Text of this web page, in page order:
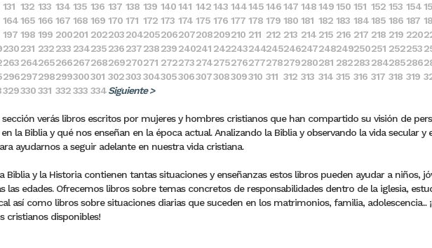
131 132 133 134 135 136 137 138 139 140141 142143 144145146147 148149150 151 152 153 154
164165 166 167 168 169 170 171 172 173 174 175 176 177 178 179 180 181 182 183 184185 186 187
197 198 199 200201 202203204205206207208209210 211 212 213 214 215 216 217 218 219 220
230231 232233 234235236237238239240241 242243244245246247248249250251 252253
263264265266267268269270271 272273274275276277278279280281 282283284285286
296297298299300301 302303304305306307308309310 311 312 313 314 315 316 317 318 319
329330331 332333 334Siguiente >
sección verás libros escritos por mujeres y hombres cristianos que han compartido su visión de
la Biblia y qué nos enseñan en la época actual. Analizando la Biblia y observando la vida secular y
ayudarnos a seguir adelante en nuestra vida cristiana.
Biblia y la Historia contienen tantas situaciones y enseñanzas estos libros pueden ayudar a niños,
las edades. Ofrecemos libros sobre temas concretos de responsabilidades dentro de la iglesia,
así como libros sobre situaciones diarias que suceden en los matrimonios, familia, adolescencia...
cristianos disponibles!